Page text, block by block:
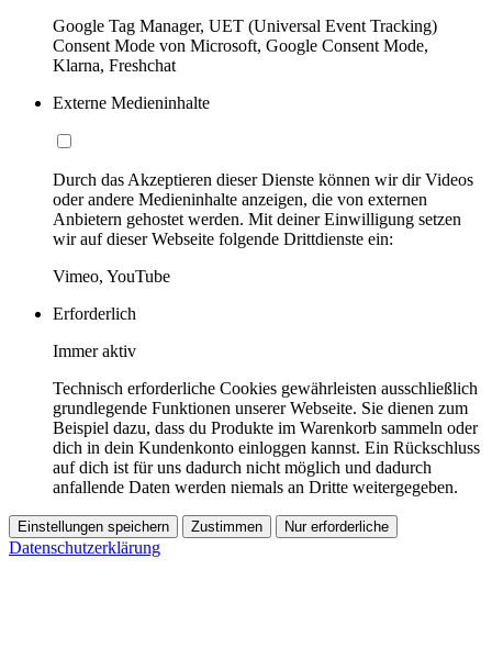
Google Tag Manager, UET (Universal Event Tracking)
Consent Mode von Microsoft, Google Consent Mode,
Klarna, Freshchat
Externe Medieninhalte
Durch das Akzeptieren dieser Dienste können wir dir Videos
oder andere Medieninhalte anzeigen, die von externen
Anbietern gehostet werden. Mit deiner Einwilligung setzen
wir auf dieser Webseite folgende Drittdienste ein:
Vimeo, YouTube
Erforderlich
Immer aktiv
Technisch erforderliche Cookies gewährleisten ausschließlich
grundlegende Funktionen unserer Webseite. Sie dienen zum
Beispiel dazu, dass du Produkte im Warenkorb sammeln oder
dich in dein Kundenkonto einloggen kannst. Ein Rückschluss
auf dich ist für uns dadurch nicht möglich und dadurch
anfallende Daten werden niemals an Dritte weitergegeben.
Einstellungen speichern Zustimmen Nur erforderliche
Datenschutzerklärung